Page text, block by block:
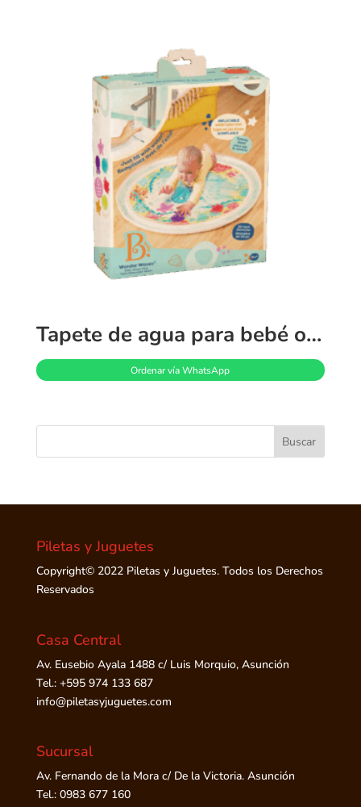
Tapete de agua para bebé ondas maravillosas
Ordenar vía WhatsApp
Piletas y Juguetes
Copyright© 2022 Piletas y Juguetes. Todos los Derechos
Reservados
Casa Central
Av. Eusebio Ayala 1488 c/ Luis Morquio, Asunción
Tel.: +595 974 133 687
info@piletasyjuguetes.com
Sucursal
Av. Fernando de la Mora c/ De la Victoria. Asunción
Tel.: 0983 677 160